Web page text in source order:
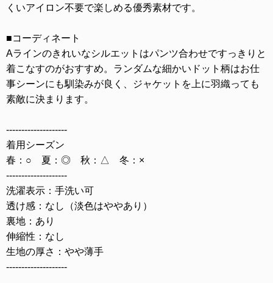
くいアイロン不要で楽しめる優秀素材です。
■コーディネート
Aラインのきれいなシルエットはパンツ合わせですっきりと
着こなすのがおすすめ。ランダムな細かいドット柄はお仕
事シーンにも馴染みが良く、ジャケットを上に羽織っても
素敵に決まります。
--------------------
着用シーズン
春：○ 夏：◎ 秋：△ 冬：×
--------------------
洗濯表示：手洗い可
透け感：なし（淡色はややあり）
裏地：あり
伸縮性：なし
生地の厚さ：やや薄手
--------------------